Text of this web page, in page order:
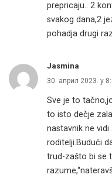
prepricaju.. 2
svakog dana,2
pohadja drugi
Jasmina
30. април 2023. у
Sve je to
to isto dečje
nastavnik ne
roditelji.Budući
trud-zašto bi se